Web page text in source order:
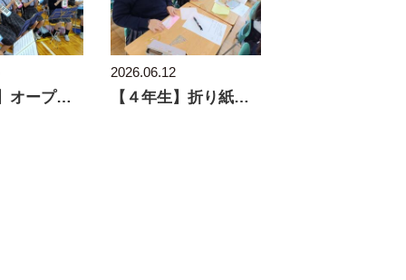
【６年生】オープンスクールに向けて
2026.06.12
【４年生】折り紙から角度を見つけよう！